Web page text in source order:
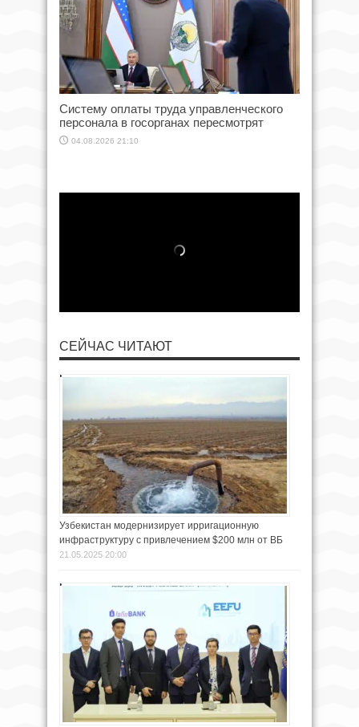
Систему оплаты труда управленческого
персонала в госорганах пересмотрят
04.08.2026 21:10
СЕЙЧАС ЧИТАЮТ
Узбекистан модернизирует ирригационную
инфраструктуру с привлечением $200 млн от ВБ
21.05.2025 20:00